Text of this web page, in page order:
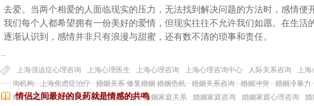
去爱。当两个相爱的人面临现实的压力，无法找到解决问题的方法时，感情便
我们每个人都希望拥有一份美好的爱情，但现实往往不允许我们如愿。在生活
逐渐认识到，感情并非只有浪漫与甜蜜，还有数不清的琐事和责任。
...
上海强迫症心理咨询 上海心理医生 上海心理咨询 上海心理咨询中心 人际关系咨询
上
询机构
上海焦虑症治疗 婚姻关系 修复婚姻 婚姻危机 婚姻关系咨询 婚姻冲突 婚姻冷暴力
师
婚姻基础 婚姻家庭 婚姻家庭事务 婚姻家庭关系 婚姻家庭咨询 婚姻家庭心理咨询 婚
情侣之间最好的良药就是情感的共鸣